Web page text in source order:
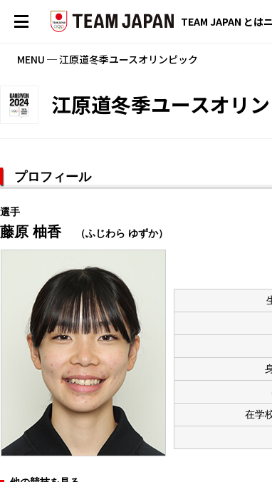
TEAM JAPAN とは
MENU ─ 江原道冬季ユースオリンピック
江原道冬季ユースオリ
プロフィール
選手
藤原 柚香 （ふじわら ゆずか）
在学